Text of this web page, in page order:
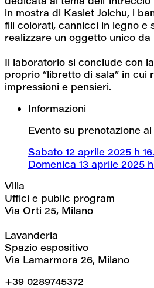
in mostra di Kasiet Jolchu, i
fili colorati, cannicci in legno e
realizzare un oggetto unico
Il laboratorio si conclude con
proprio “libretto di sala” in cui
impressioni e pensieri.
Informazioni
Evento su prenotazione
Sabato 12 aprile 2025 h
Domenica 13 aprile 2025 h
Villa
Uffici e public program
Via Orti 25, Milano
Lavanderia
Spazio espositivo
Via Lamarmora 26, Milano
+39 0289745372